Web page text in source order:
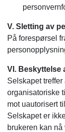
V. Sletting av
På forespørsel
VI. Beskyttelse
Selskapet
organisatoriske
mot uautorisert
Selskapet er
brukeren kan